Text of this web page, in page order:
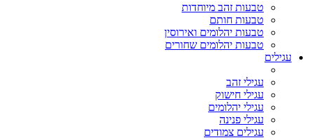
טבעות זהב מיוחדות
טבעות חותם
טבעות יהלומים ואירוסין
טבעות יהלומים שחורים
עגילים
עגילי זהב
עגילי חישוק
עגילי יהלומים
עגילי פנינה
עגילים צמודים